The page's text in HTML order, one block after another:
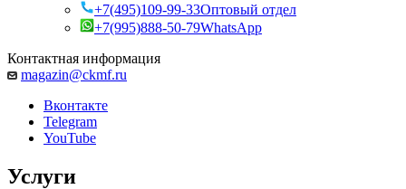
+7(495)109-99-33Оптовый отдел
+7(995)888-50-79WhatsApp
Контактная информация
magazin@ckmf.ru
Вконтакте
Telegram
YouTube
Услуги